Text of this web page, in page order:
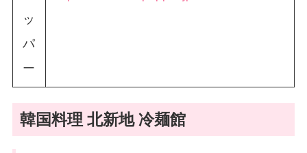
ッ
パ
ー
韓国料理 北新地 冷麺館